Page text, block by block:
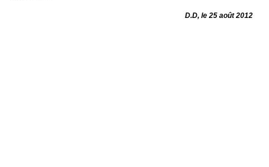
D.D, le 25 août 2012